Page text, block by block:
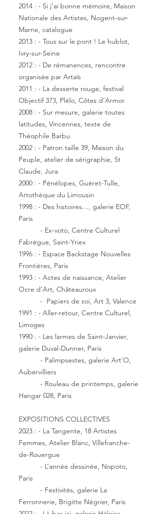
2014 : - Si j’ai bonne mémoire, Maison
Nationale des Artistes, Nogent-sur-
Marne, catalogue
2013 : - Tous sur le pont ! Le hublot,
Ivry-sur-Seine
2012 : - De rémanences, rencontre
organisée par Artaïs
2011 : - La desserte rouge, festival
Objectif 373, Plélo, Côtes d’Armor
2008 : - Sur mesure, galerie toutes
latitudes, Vincennes, texte de
Théophile Barbu
2002 : - Patron taille 39, Maison du
Peuple, atelier de sérigraphie, St
Claude, Jura
2000 : - Pénélopes, Guéret-Tulle,
Artothèque du Limousin
1998 : - Des histoires…, galerie EOF,
Paris
- Ex-voto, Centre Culturel
Fabrègue, Saint-Yriex
1996 : - Espace Backstage Nouvelles
Frontières, Paris
1993 : - Actes de naissance, Atelier
Ocre d’Art, Châteauroux
- Papiers de soi, Art 3, Valence
1991 : - Aller-retour, Centre Culturel,
Limoges
1990 : - Les larmes de Saint-Janvier,
galerie Duval-Dunner, Paris
- Palimpsestes, galerie Art’O,
Aubervilliers
- Rouleau de printemps, galerie
Hangar 028, Paris
EXPOSITIONS COLLECTIVES
2023 : - La Tangente, 18 Artistes
Femmes, Atelier Blanc, Villefranche-
de-Rouergue
- L’année dessinée, Nopoto,
Paris
- Festivités, galerie La
Ferronnerie, Brigitte Négrier, Paris